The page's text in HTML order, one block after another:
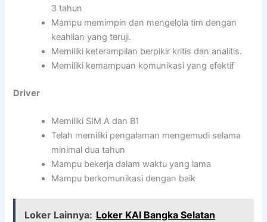
3 tahun
Mampu memimpin dan mengelola tim dengan
keahlian yang teruji.
Memiliki keterampilan berpikir kritis dan analitis.
Memiliki kemampuan komunikasi yang efektif
Driver
Memiliki SIM A dan B1
Telah memiliki pengalaman mengemudi selama
minimal dua tahun
Mampu bekerja dalam waktu yang lama
Mampu berkomunikasi dengan baik
Loker Lainnya: Loker KAI Bangka Selatan